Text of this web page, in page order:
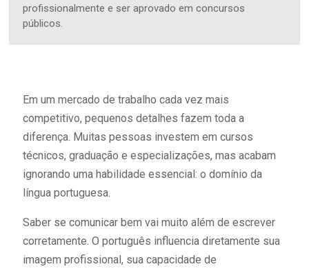
profissionalmente e ser aprovado em concursos
públicos.
Em um mercado de trabalho cada vez mais
competitivo, pequenos detalhes fazem toda a
diferença. Muitas pessoas investem em cursos
técnicos, graduação e especializações, mas acabam
ignorando uma habilidade essencial: o domínio da
língua portuguesa.
Saber se comunicar bem vai muito além de escrever
corretamente. O português influencia diretamente sua
imagem profissional, sua capacidade de